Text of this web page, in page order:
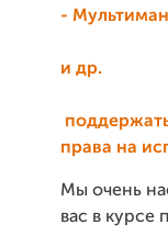
-
и др.
права на
Мы очень
вас в курсе